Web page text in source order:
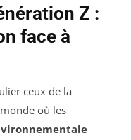
Z :
face à
ceux de la
où les